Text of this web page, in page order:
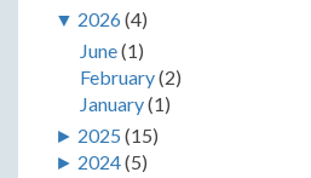
▼ 2026(4)
June(1)
February(2)
January(1)
► 2025 (15)
► 2024(5)